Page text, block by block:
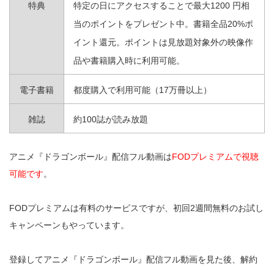
特典
特定の日にアクセスすることで最大1200 円相
当のポイントをプレゼント中。書籍全品20%ポ
イント還元。ポイントは見放題対象外の映像作
品や書籍購入時に利用可能。
電子書籍 都度購入で利用可能（17万冊以上）
雑誌 約100誌が読み放題
アニメ『ドラゴンボール』配信フル動画はFODプレミアムで視聴
可能です。
FODプレミアムは有料のサービスですが、初回2週間無料のお試し
キャンペーンもやっています。
登録してアニメ『ドラゴンボール』配信フル動画を見た後、解約